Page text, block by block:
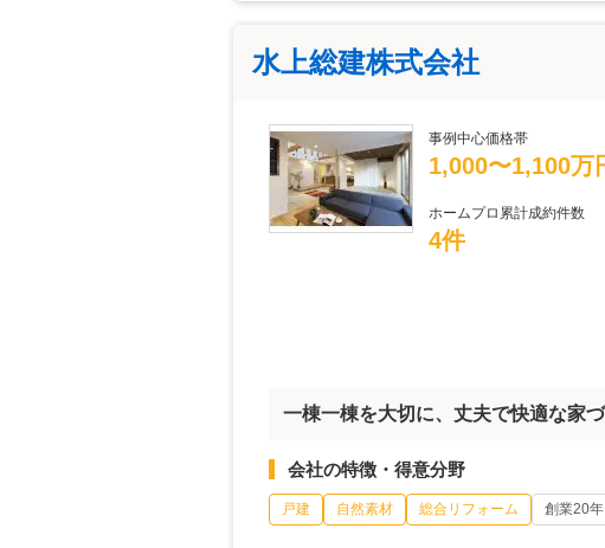
水上総建株式会社
事例中心価格帯
1,000〜1,100万
ホームプロ累計成約件数
4件
一棟一棟を大切に、丈夫で快適な家
会社の特徴・得意分野
戸建 自然素材 総合リフォーム 創業20